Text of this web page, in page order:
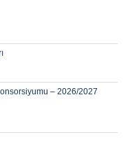
– 2026/2027